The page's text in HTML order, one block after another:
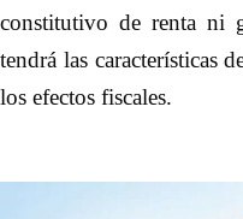
constitutivo de renta ni
tendrá las características
los efectos fiscales.